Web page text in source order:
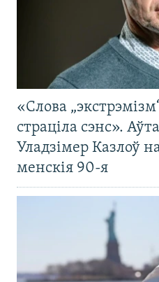
«Слова
страціла сэнс».
Уладзімер Казлоў
менскія 90-я